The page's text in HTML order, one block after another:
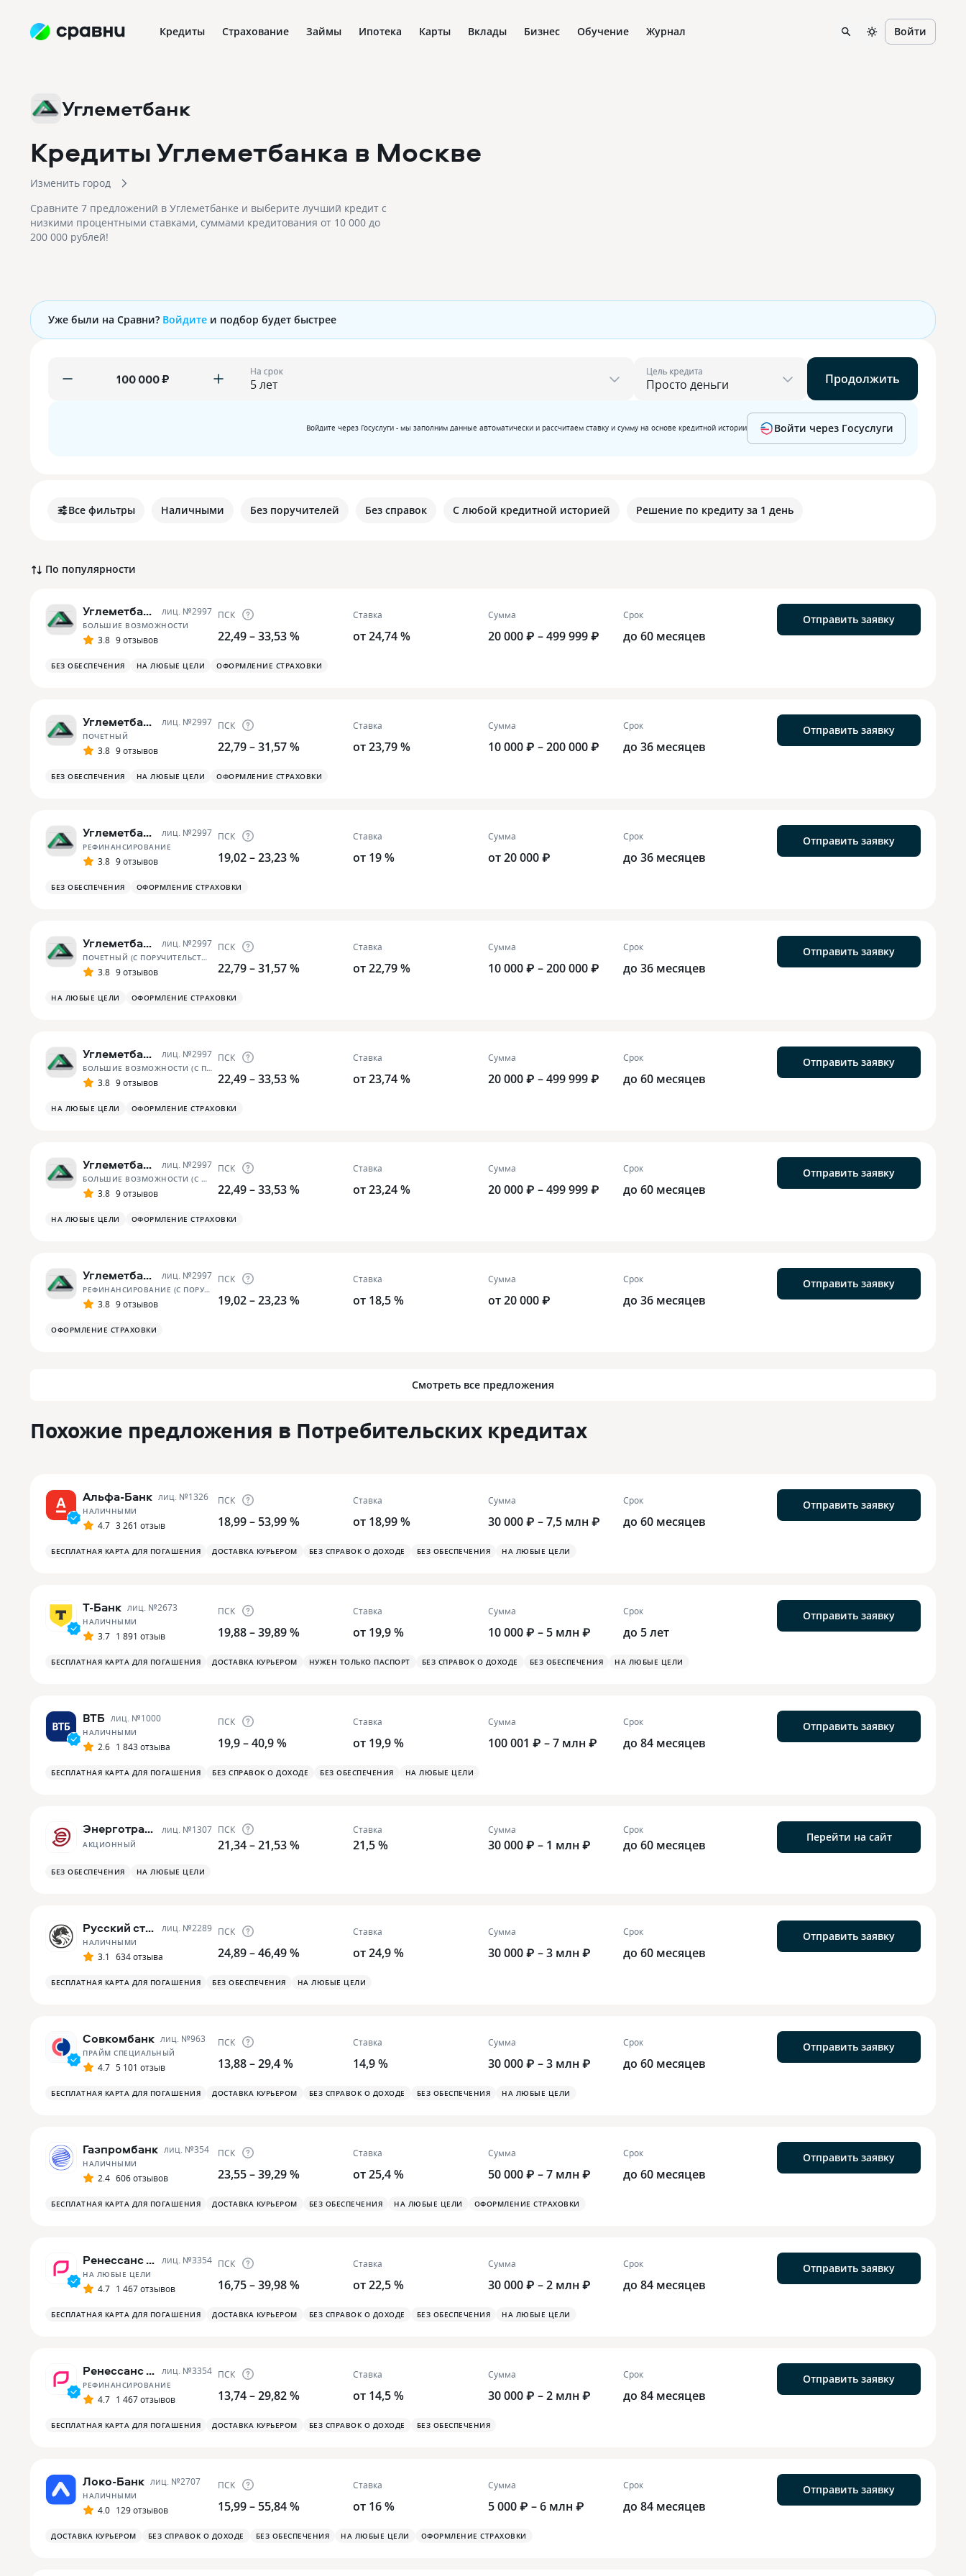
Кредиты Страхование Займы Ипотека Карты Вклады Бизнес Обучение Журнал Войти
Углеметбанк
Кредиты Углеметбанка в Москве
Изменить город
Сравните 7 предложений в Углеметбанке и выберите лучший кредит с
низкими процентными ставками, суммами кредитования от 10 000 до
200 000 рублей!
Уже были на Сравни? Войдите и подбор будет быстрее
₽ На срок Цель кредита Продолжить
Войдите через Госуслуги - мы заполним данные автоматически и рассчитаем ставку и сумму на основе кредитной истории Войти через Госуслуги
Все фильтры Наличными Без поручителей Без справок С любой кредитной историей Решение по кредиту за 1 день
По популярности
Углеметбанк лиц. №2997
БОЛЬШИЕ ВОЗМОЖНОСТИ
3.8 9 отзывов
ПСК
22,49 – 33,53 %
Ставка
от 24,74 %
Сумма
20 000 ₽ – 499 999 ₽
Срок
до 60 месяцев
Отправить заявку
БЕЗ ОБЕСПЕЧЕНИЯ НА ЛЮБЫЕ ЦЕЛИ ОФОРМЛЕНИЕ СТРАХОВКИ
Углеметбанк лиц. №2997
ПОЧЕТНЫЙ
3.8 9 отзывов
ПСК
22,79 – 31,57 %
Ставка
от 23,79 %
Сумма
10 000 ₽ – 200 000 ₽
Срок
до 36 месяцев
Отправить заявку
БЕЗ ОБЕСПЕЧЕНИЯ НА ЛЮБЫЕ ЦЕЛИ ОФОРМЛЕНИЕ СТРАХОВКИ
Углеметбанк лиц. №2997
РЕФИНАНСИРОВАНИЕ
3.8 9 отзывов
ПСК
19,02 – 23,23 %
Ставка
от 19 %
Сумма
от 20 000 ₽
Срок
до 36 месяцев
Отправить заявку
БЕЗ ОБЕСПЕЧЕНИЯ ОФОРМЛЕНИЕ СТРАХОВКИ
Углеметбанк лиц. №2997
ПОЧЕТНЫЙ (С ПОРУЧИТЕЛЬСТВОМ)
3.8 9 отзывов
ПСК
22,79 – 31,57 %
Ставка
от 22,79 %
Сумма
10 000 ₽ – 200 000 ₽
Срок
до 36 месяцев
Отправить заявку
НА ЛЮБЫЕ ЦЕЛИ ОФОРМЛЕНИЕ СТРАХОВКИ
Углеметбанк лиц. №2997
БОЛЬШИЕ ВОЗМОЖНОСТИ (С ПОРУЧИТЕЛЬСТВОМ)
3.8 9 отзывов
ПСК
22,49 – 33,53 %
Ставка
от 23,74 %
Сумма
20 000 ₽ – 499 999 ₽
Срок
до 60 месяцев
Отправить заявку
НА ЛЮБЫЕ ЦЕЛИ ОФОРМЛЕНИЕ СТРАХОВКИ
Углеметбанк лиц. №2997
БОЛЬШИЕ ВОЗМОЖНОСТИ (С ОБЕСПЕЧЕНИЕМ)
3.8 9 отзывов
ПСК
22,49 – 33,53 %
Ставка
от 23,24 %
Сумма
20 000 ₽ – 499 999 ₽
Срок
до 60 месяцев
Отправить заявку
НА ЛЮБЫЕ ЦЕЛИ ОФОРМЛЕНИЕ СТРАХОВКИ
Углеметбанк лиц. №2997
РЕФИНАНСИРОВАНИЕ (С ПОРУЧИТЕЛЬСТВОМ)
3.8 9 отзывов
ПСК
19,02 – 23,23 %
Ставка
от 18,5 %
Сумма
от 20 000 ₽
Срок
до 36 месяцев
Отправить заявку
ОФОРМЛЕНИЕ СТРАХОВКИ
Смотреть все предложения
Похожие предложения в Потребительских кредитах
Альфа-Банк лиц. №1326
НАЛИЧНЫМИ
4.7 3 261 отзыв
ПСК
18,99 – 53,99 %
Ставка
от 18,99 %
Сумма
30 000 ₽ – 7,5 млн ₽
Срок
до 60 месяцев
Отправить заявку
БЕСПЛАТНАЯ КАРТА ДЛЯ ПОГАШЕНИЯ ДОСТАВКА КУРЬЕРОМ БЕЗ СПРАВОК О ДОХОДЕ БЕЗ ОБЕСПЕЧЕНИЯ НА ЛЮБЫЕ ЦЕЛИ
Т-Банк лиц. №2673
НАЛИЧНЫМИ
3.7 1 891 отзыв
ПСК
19,88 – 39,89 %
Ставка
от 19,9 %
Сумма
10 000 ₽ – 5 млн ₽
Срок
до 5 лет
Отправить заявку
БЕСПЛАТНАЯ КАРТА ДЛЯ ПОГАШЕНИЯ ДОСТАВКА КУРЬЕРОМ НУЖЕН ТОЛЬКО ПАСПОРТ БЕЗ СПРАВОК О ДОХОДЕ БЕЗ ОБЕСПЕЧЕНИЯ НА ЛЮБЫЕ ЦЕЛИ
ВТБ лиц. №1000
НАЛИЧНЫМИ
2.6 1 843 отзыва
ПСК
19,9 – 40,9 %
Ставка
от 19,9 %
Сумма
100 001 ₽ – 7 млн ₽
Срок
до 84 месяцев
Отправить заявку
БЕСПЛАТНАЯ КАРТА ДЛЯ ПОГАШЕНИЯ БЕЗ СПРАВОК О ДОХОДЕ БЕЗ ОБЕСПЕЧЕНИЯ НА ЛЮБЫЕ ЦЕЛИ
Энерготрансбанк лиц. №1307
АКЦИОННЫЙ
ПСК
21,34 – 21,53 %
Ставка
21,5 %
Сумма
30 000 ₽ – 1 млн ₽
Срок
до 60 месяцев
Перейти на сайт
БЕЗ ОБЕСПЕЧЕНИЯ НА ЛЮБЫЕ ЦЕЛИ
Русский стандарт лиц. №2289
НАЛИЧНЫМИ
3.1 634 отзыва
ПСК
24,89 – 46,49 %
Ставка
от 24,9 %
Сумма
30 000 ₽ – 3 млн ₽
Срок
до 60 месяцев
Отправить заявку
БЕСПЛАТНАЯ КАРТА ДЛЯ ПОГАШЕНИЯ БЕЗ ОБЕСПЕЧЕНИЯ НА ЛЮБЫЕ ЦЕЛИ
Совкомбанк лиц. №963
ПРАЙМ СПЕЦИАЛЬНЫЙ
4.7 5 101 отзыв
ПСК
13,88 – 29,4 %
Ставка
14,9 %
Сумма
30 000 ₽ – 3 млн ₽
Срок
до 60 месяцев
Отправить заявку
БЕСПЛАТНАЯ КАРТА ДЛЯ ПОГАШЕНИЯ ДОСТАВКА КУРЬЕРОМ БЕЗ СПРАВОК О ДОХОДЕ БЕЗ ОБЕСПЕЧЕНИЯ НА ЛЮБЫЕ ЦЕЛИ
Газпромбанк лиц. №354
НАЛИЧНЫМИ
2.4 606 отзывов
ПСК
23,55 – 39,29 %
Ставка
от 25,4 %
Сумма
50 000 ₽ – 7 млн ₽
Срок
до 60 месяцев
Отправить заявку
БЕСПЛАТНАЯ КАРТА ДЛЯ ПОГАШЕНИЯ ДОСТАВКА КУРЬЕРОМ БЕЗ ОБЕСПЕЧЕНИЯ НА ЛЮБЫЕ ЦЕЛИ ОФОРМЛЕНИЕ СТРАХОВКИ
Ренессанс Банк лиц. №3354
НА ЛЮБЫЕ ЦЕЛИ
4.7 1 467 отзывов
ПСК
16,75 – 39,98 %
Ставка
от 22,5 %
Сумма
30 000 ₽ – 2 млн ₽
Срок
до 84 месяцев
Отправить заявку
БЕСПЛАТНАЯ КАРТА ДЛЯ ПОГАШЕНИЯ ДОСТАВКА КУРЬЕРОМ БЕЗ СПРАВОК О ДОХОДЕ БЕЗ ОБЕСПЕЧЕНИЯ НА ЛЮБЫЕ ЦЕЛИ
Ренессанс Банк лиц. №3354
РЕФИНАНСИРОВАНИЕ
4.7 1 467 отзывов
ПСК
13,74 – 29,82 %
Ставка
от 14,5 %
Сумма
30 000 ₽ – 2 млн ₽
Срок
до 84 месяцев
Отправить заявку
БЕСПЛАТНАЯ КАРТА ДЛЯ ПОГАШЕНИЯ ДОСТАВКА КУРЬЕРОМ БЕЗ СПРАВОК О ДОХОДЕ БЕЗ ОБЕСПЕЧЕНИЯ
Локо-Банк лиц. №2707
НАЛИЧНЫМИ
4.0 129 отзывов
ПСК
15,99 – 55,84 %
Ставка
от 16 %
Сумма
5 000 ₽ – 6 млн ₽
Срок
до 84 месяцев
Отправить заявку
ДОСТАВКА КУРЬЕРОМ БЕЗ СПРАВОК О ДОХОДЕ БЕЗ ОБЕСПЕЧЕНИЯ НА ЛЮБЫЕ ЦЕЛИ ОФОРМЛЕНИЕ СТРАХОВКИ